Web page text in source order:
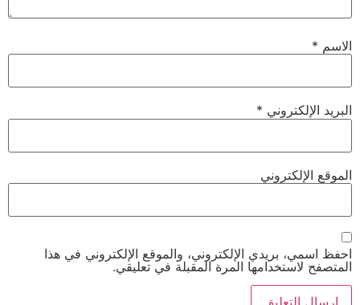
الاسم *
البريد الإلكتروني *
الموقع الإلكتروني
احفظ اسمي، بريدي الإلكتروني، والموقع الإلكتروني في هذا
المتصفح لاستخدامها المرة المقبلة في تعليقي.